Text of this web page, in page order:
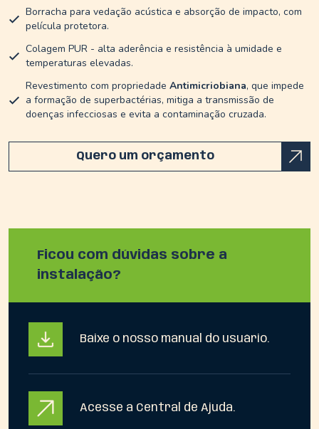
Borracha para vedação acústica e absorção de impacto, com
película protetora.
Colagem PUR - alta aderência e resistência à umidade e
temperaturas elevadas.
Revestimento com propriedade Antimicriobiana, que impede
a formação de superbactérias, mitiga a transmissão de
doenças infecciosas e evita a contaminação cruzada.
Quero um orçamento
Ficou com dúvidas sobre a
instalação?
Baixe o nosso manual do usuário.
Acesse a Central de Ajuda.